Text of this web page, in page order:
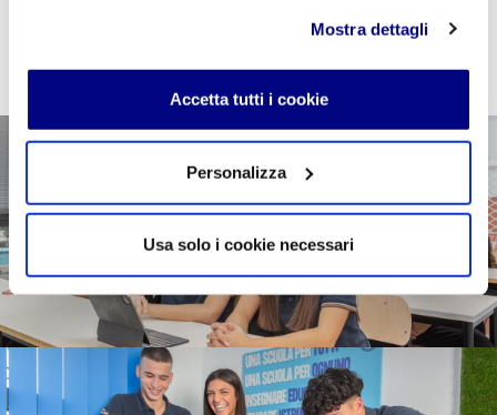
Mostra dettagli
Accetta tutti i cookie
Personalizza
Usa solo i cookie necessari